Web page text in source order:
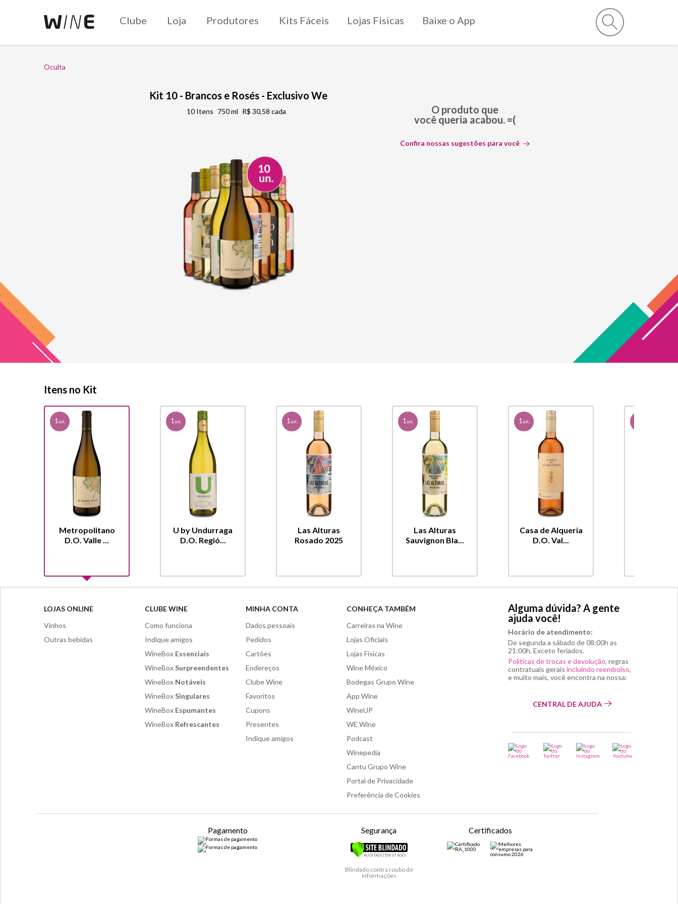
Clube Loja Produtores Kits Fáceis Lojas Físicas Baixe o App
Oculta
Kit 10 - Brancos e Rosés - Exclusivo We
10 Itens 750 ml R$ 30,58 cada
O produto que
você queria acabou. =(
Confira nossas sugestões para você
Itens no Kit
1un.
Metropolitano
D.O. Valle ...
1un.
U by Undurraga
D.O. Regió...
1un.
Las Alturas
Rosado 2025
1un.
Las Alturas
Sauvignon Bla...
1un.
Casa de Alqueria
D.O. Val...
LOJAS ONLINE
Vinhos
Outras bebidas
CLUBE WINE
Como funciona
Indique amigos
WineBox Essenciais
WineBoxSurpreendentes
WineBox Notáveis
WineBoxSingulares
WineBox Espumantes
WineBox Refrescantes
MINHA CONTA
Dados pessoais
Pedidos
Cartões
Endereços
Clube Wine
Favoritos
Cupons
Presentes
Indique amigos
CONHEÇA TAMBÉM
Carreiras na Wine
Lojas Oficiais
Lojas Físicas
Wine México
Bodegas Grupo Wine
App Wine
WineUP
WE Wine
Podcast
Winepedia
Cantu Grupo Wine
Portal de Privacidade
Preferência de Cookies
Alguma dúvida? A gente
ajuda você!
Horário de atendimento:
De segunda a sábado de 08:00h as
21:00h. Exceto feriados.
Políticas de trocas e devolução, regras
contratuais gerais incluindo reembolso,
e muito mais, você encontra na nossa:
CENTRAL DE AJUDA
Pagamento Segurança
Blindado contra roubo de
informações
Certificados